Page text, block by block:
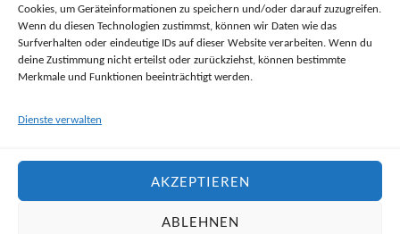
Cookies, um Geräteinformationen zu speichern und/oder darauf zuzugreifen.
Wenn du diesen Technologien zustimmst, können wir Daten wie das
Surfverhalten oder eindeutige IDs auf dieser Website verarbeiten. Wenn du
deine Zustimmung nicht erteilst oder zurückziehst, können bestimmte
Merkmale und Funktionen beeinträchtigt werden.
Dienste verwalten
AKZEPTIEREN
ABLEHNEN
RECHTLICHES
Impressum
Datenschutzerklärung